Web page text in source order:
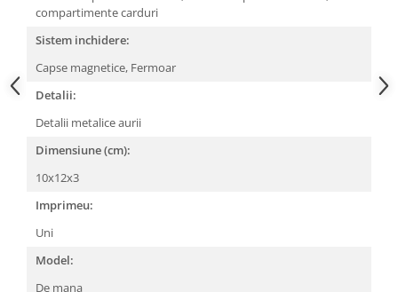
compartimente carduri
Sistem inchidere:
Capse magnetice, Fermoar
Detalii:
Detalii metalice aurii
Dimensiune (cm):
10x12x3
Imprimeu:
Uni
Model:
De mana